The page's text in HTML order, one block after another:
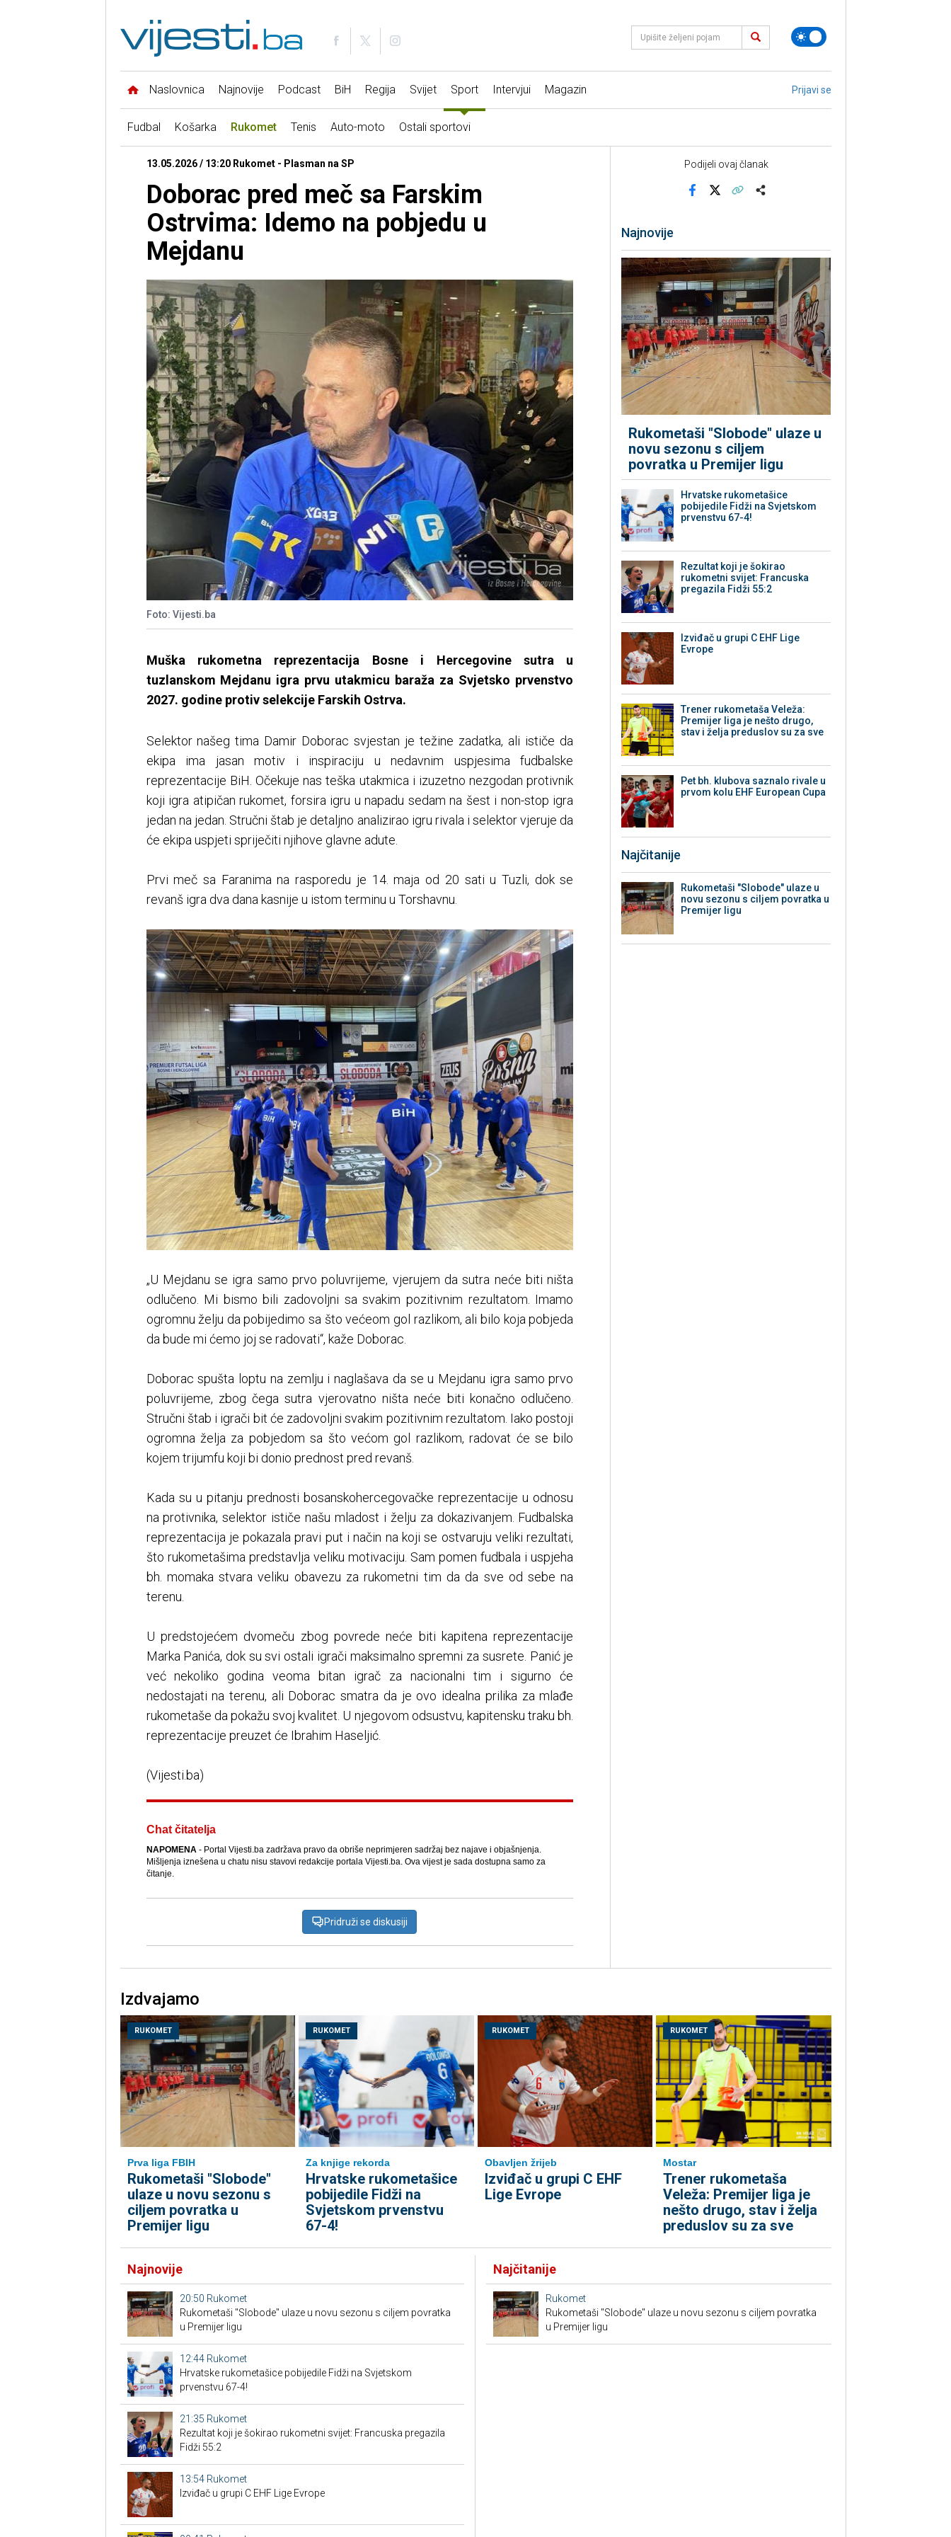
Naslovnica Najnovije Podcast BiH Regija Svijet Sport Intervjui Magazin Prijavi se
Fudbal Košarka Rukomet Tenis Auto-moto Ostali sportovi
13.05.2026 / 13:20 Rukomet - Plasman na SP
Doborac pred meč sa Farskim
Ostrvima: Idemo na pobjedu u
Mejdanu
Foto: Vijesti.ba
Muška rukometna reprezentacija Bosne i Hercegovine sutra u
tuzlanskom Mejdanu igra prvu utakmicu baraža za Svjetsko prvenstvo
2027. godine protiv selekcije Farskih Ostrva.
Selektor našeg tima Damir Doborac svjestan je težine zadatka, ali ističe da
ekipa ima jasan motiv i inspiraciju u nedavnim uspjesima fudbalske
reprezentacije BiH. Očekuje nas teška utakmica i izuzetno nezgodan protivnik
koji igra atipičan rukomet, forsira igru u napadu sedam na šest i non-stop igra
jedan na jedan. Stručni štab je detaljno analizirao igru rivala i selektor vjeruje da
će ekipa uspjeti spriječiti njihove glavne adute.
Prvi meč sa Faranima na rasporedu je 14. maja od 20 sati u Tuzli, dok se
revanš igra dva dana kasnije u istom terminu u Torshavnu.
„U Mejdanu se igra samo prvo poluvrijeme, vjerujem da sutra neće biti ništa
odlučeno. Mi bismo bili zadovoljni sa svakim pozitivnim rezultatom. Imamo
ogromnu želju da pobijedimo sa što većeom gol razlikom, ali bilo koja pobjeda
da bude mi ćemo joj se radovati“, kaže Doborac.
Doborac spušta loptu na zemlju i naglašava da se u Mejdanu igra samo prvo
poluvrijeme, zbog čega sutra vjerovatno ništa neće biti konačno odlučeno.
Stručni štab i igrači bit će zadovoljni svakim pozitivnim rezultatom. Iako postoji
ogromna želja za pobjedom sa što većom gol razlikom, radovat će se bilo
kojem trijumfu koji bi donio prednost pred revanš.
Kada su u pitanju prednosti bosanskohercegovačke reprezentacije u odnosu
na protivnika, selektor ističe našu mladost i želju za dokazivanjem. Fudbalska
reprezentacija je pokazala pravi put i način na koji se ostvaruju veliki rezultati,
što rukometašima predstavlja veliku motivaciju. Sam pomen fudbala i uspjeha
bh. momaka stvara veliku obavezu za rukometni tim da da sve od sebe na
terenu.
U predstojećem dvomeču zbog povrede neće biti kapitena reprezentacije
Marka Panića, dok su svi ostali igrači maksimalno spremni za susrete. Panić je
već nekoliko godina veoma bitan igrač za nacionalni tim i sigurno će
nedostajati na terenu, ali Doborac smatra da je ovo idealna prilika za mlađe
rukometaše da pokažu svoj kvalitet. U njegovom odsustvu, kapitensku traku bh.
reprezentacije preuzet će Ibrahim Haseljić.
(Vijesti.ba)
Chat čitatelja
NAPOMENA- Portal Vijesti.ba zadržava pravo da obriše neprimjeren sadržaj bez najave i objašnjenja.
Mišljenja iznešena u chatu nisu stavovi redakcije portala Vijesti.ba. Ova vijest je sada dostupna samo za
čitanje.
Pridruži se diskusiji
Podijeli ovaj članak
Najnovije
Rukometaši "Slobode" ulaze u
novu sezonu s ciljem
povratka u Premijer ligu
Hrvatske rukometašice
pobijedile Fidži na Svjetskom
prvenstvu 67-4!
Rezultat koji je šokirao
rukometni svijet: Francuska
pregazila Fidži 55:2
Izviđač u grupi C EHF Lige
Evrope
Trener rukometaša Veleža:
Premijer liga je nešto drugo,
stav i želja preduslov su za sve
Pet bh. klubova saznalo rivale u
prvom kolu EHF European Cupa
Najčitanije
Rukometaši "Slobode" ulaze u
novu sezonu s ciljem povratka u
Premijer ligu
Izdvajamo
RUKOMET
Prva liga FBIH
Rukometaši "Slobode"
ulaze u novu sezonu s
ciljem povratka u
Premijer ligu
RUKOMET
Za knjige rekorda
Hrvatske rukometašice
pobijedile Fidži na
Svjetskom prvenstvu
67-4!
RUKOMET
Obavljen žrijeb
Izviđač u grupi C EHF
Lige Evrope
RUKOMET
Mostar
Trener rukometaša
Veleža: Premijer liga je
nešto drugo, stav i želja
preduslov su za sve
Najnovije
20:50 Rukomet
Rukometaši "Slobode" ulaze u novu sezonu s ciljem povratka
u Premijer ligu
12:44 Rukomet
Hrvatske rukometašice pobijedile Fidži na Svjetskom
prvenstvu 67-4!
21:35 Rukomet
Rezultat koji je šokirao rukometni svijet: Francuska pregazila
Fidži 55:2
13:54 Rukomet
Izviđač u grupi C EHF Lige Evrope
Najčitanije
Rukomet
Rukometaši "Slobode" ulaze u novu sezonu s ciljem povratka
u Premijer ligu